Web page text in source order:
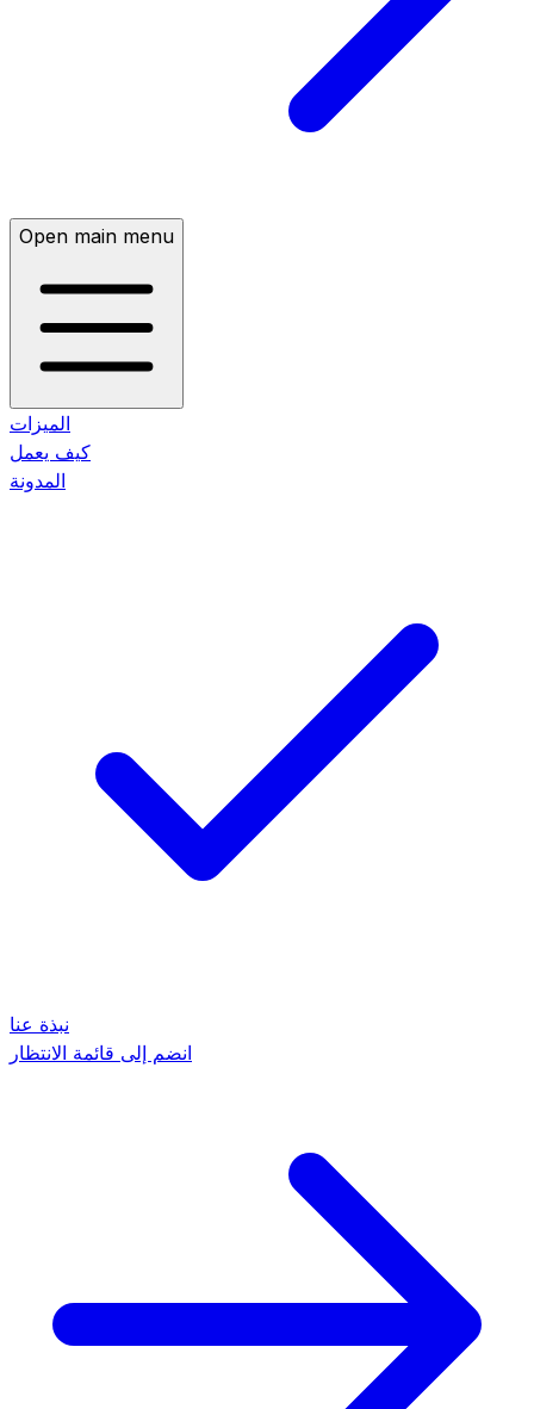
Open main menu
الميزات
كيف يعمل
المدونة
نبذة عنا
انضم إلى قائمة الانتظار